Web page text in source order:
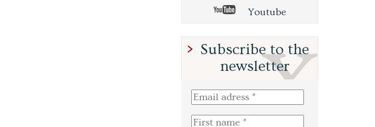
Youtube
Subscribe to the
newsletter